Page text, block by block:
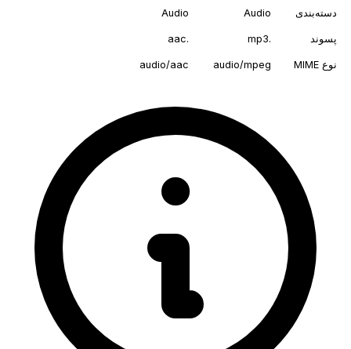
دسته‌بندی Audio
Audio
پسوند .mp3
.aac
نوع MIME audio/mpeg
audio/aac